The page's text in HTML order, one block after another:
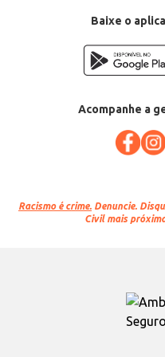
Baixe o
Acompanhe a
Racismo é crime. Denuncie.
Civil mais